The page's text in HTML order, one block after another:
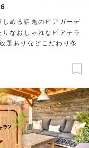
める話題のビアガーデ
なおしゃれなビアテラ
題ありなどこだわり条